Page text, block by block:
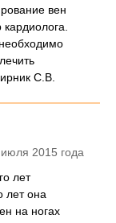
вен
С.В.
2015 года
лет
лет она
на ногах